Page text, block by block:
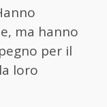
ma hanno
per il
loro